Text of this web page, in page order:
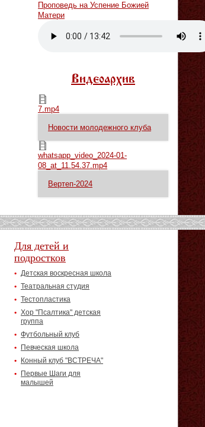
Проповедь на Успение Божией
Матери
Видеоархив
7.mp4
7.mp4
Новости молодежного клуба
whatsapp_video_2024-01-08_at_11.54.37.mp4
whatsapp_video_2024-01-
08_at_11.54.37.mp4
Вертеп-2024
Для детей и
подростков
Детская воскресная школа
Театральная студия
Тестопластика
Хор "Псалтика" детская
группа
Футбольный клуб
Певческая школа
Конный клуб "ВСТРЕЧА"
Первые Шаги для
малышей